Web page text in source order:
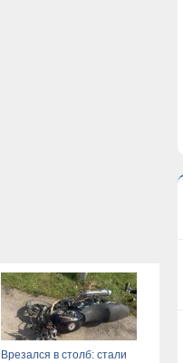
Врезался в столб: стали